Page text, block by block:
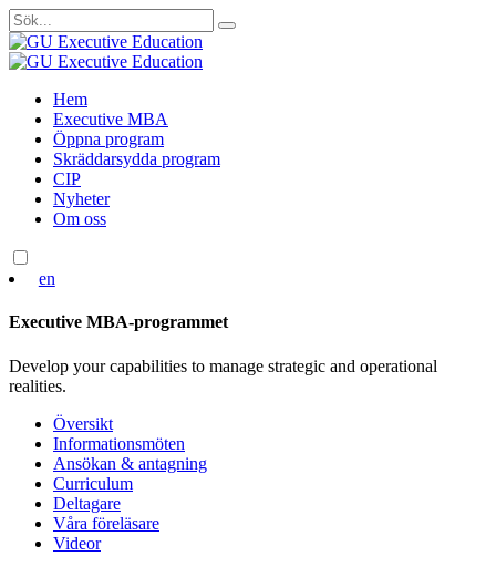
Sök
efter:
Skip
content
Hem
Executive MBA
Öppna program
Skräddarsydda program
CIP
Nyheter
Om oss
en
Executive MBA-programmet
Develop your capabilities to manage strategic and operational
realities.
Översikt
Informationsmöten
Ansökan & antagning
Curriculum
Deltagare
Våra föreläsare
Videor